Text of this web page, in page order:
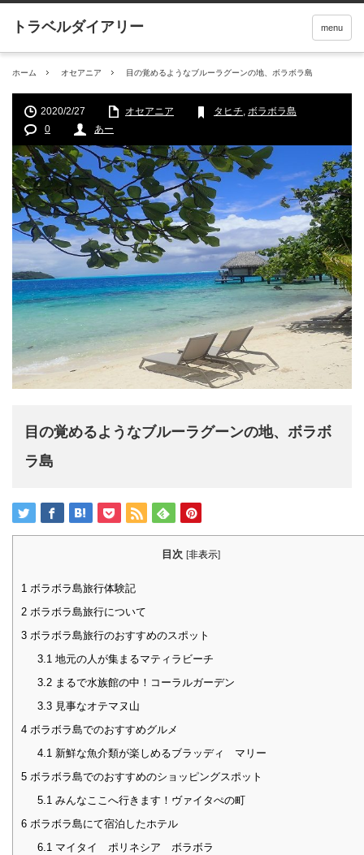
menu
ホーム オセアニア 目の覚めるようなブルーラグーンの地、ボラボラ島
2020/2/27 オセアニア タヒチ, ボラボラ島
0
あー
目の覚めるようなブルーラグーンの地、ボラボ
ラ島
目次 [非表示]
1 ボラボラ島旅行体験記
2 ボラボラ島旅行について
3 ボラボラ島旅行のおすすめのスポット
3.1 地元の人が集まるマティラビーチ
3.2まるで水族館の中！コーラルガーデン
3.3見事なオテマヌ山
4 ボラボラ島でのおすすめグルメ
4.1 新鮮な魚介類が楽しめるブラッディ マリー
5 ボラボラ島でのおすすめのショッピングスポット
5.1 みんなここへ行きます！ヴァイタぺの町
6 ボラボラ島にて宿泊したホテル
6.1 マイタイ ポリネシア ボラボラ